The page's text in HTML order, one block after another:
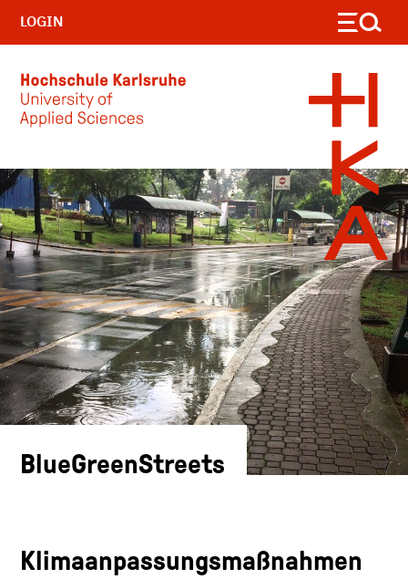
Skip to main content
LOGIN
BlueGreenStreets
Klimaanpassungsmaßnahmen